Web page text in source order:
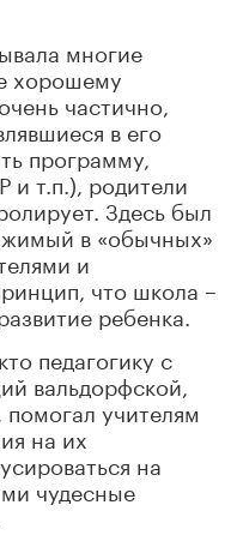
многие
хорошему
частично,
в его
программу,
и т.п.), родители
Здесь был
в «обычных»
и
что школа –
ребенка.
педагогику с
вальдорфской,
учителям
на их
на
чудесные